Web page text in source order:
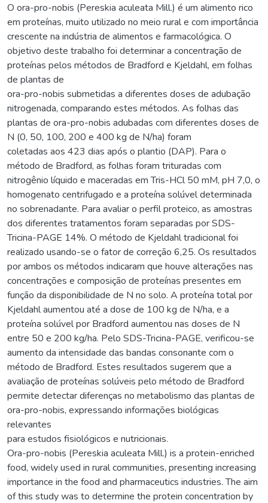
O ora-pro-nobis (Pereskia aculeata Mill.) é um alimento rico
em proteínas, muito utilizado no meio rural e com importância
crescente na indústria de alimentos e farmacológica. O
objetivo deste trabalho foi determinar a concentração de
proteínas pelos métodos de Bradford e Kjeldahl, em folhas
de plantas de
ora-pro-nobis submetidas a diferentes doses de adubação
nitrogenada, comparando estes métodos. As folhas das
plantas de ora-pro-nobis adubadas com diferentes doses de
N (0, 50, 100, 200 e 400 kg de N/ha) foram
coletadas aos 423 dias após o plantio (DAP). Para o
método de Bradford, as folhas foram trituradas com
nitrogênio líquido e maceradas em Tris-HCl 50 mM, pH 7,0, o
homogenato centrifugado e a proteína solúvel determinada
no sobrenadante. Para avaliar o perfil proteico, as amostras
dos diferentes tratamentos foram separadas por SDS-
Tricina-PAGE 14%. O método de Kjeldahl tradicional foi
realizado usando-se o fator de correção 6,25. Os resultados
por ambos os métodos indicaram que houve alterações nas
concentrações e composição de proteínas presentes em
função da disponibilidade de N no solo. A proteína total por
Kjeldahl aumentou até a dose de 100 kg de N/ha, e a
proteína solúvel por Bradford aumentou nas doses de N
entre 50 e 200 kg/ha. Pelo SDS-Tricina-PAGE, verificou-se
aumento da intensidade das bandas consonante com o
método de Bradford. Estes resultados sugerem que a
avaliação de proteínas solúveis pelo método de Bradford
permite detectar diferenças no metabolismo das plantas de
ora-pro-nobis, expressando informações biológicas
relevantes
para estudos fisiológicos e nutricionais.
Ora-pro-nobis (Pereskia aculeata Mill.) is a protein-enriched
food, widely used in rural communities, presenting increasing
importance in the food and pharmaceutics industries. The aim
of this study was to determine the protein concentration by